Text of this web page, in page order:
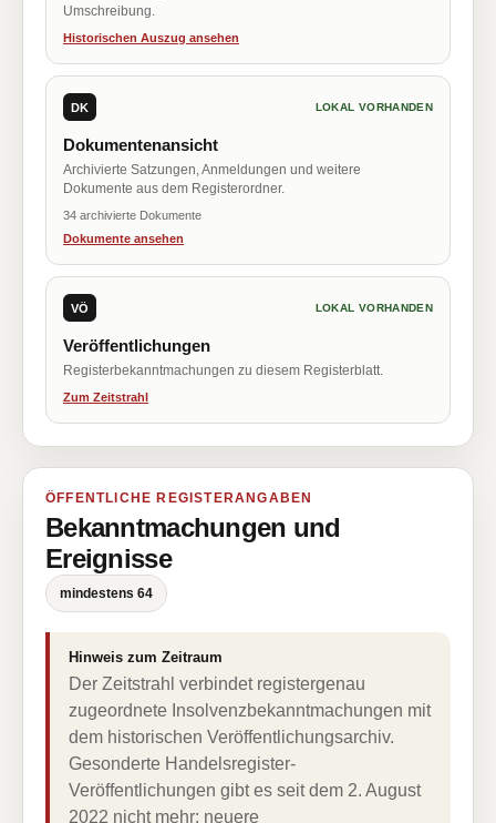
Umschreibung.
Historischen Auszug ansehen
DK LOKAL VORHANDEN
Dokumentenansicht
Archivierte Satzungen, Anmeldungen und weitere
Dokumente aus dem Registerordner.
34 archivierte Dokumente
Dokumente ansehen
VÖ LOKAL VORHANDEN
Veröffentlichungen
Registerbekanntmachungen zu diesem Registerblatt.
Zum Zeitstrahl
ÖFFENTLICHE REGISTERANGABEN
Bekanntmachungen und
Ereignisse
mindestens 64
Hinweis zum Zeitraum
Der Zeitstrahl verbindet registergenau
zugeordnete Insolvenzbekanntmachungen mit
dem historischen Veröffentlichungsarchiv.
Gesonderte Handelsregister-
Veröffentlichungen gibt es seit dem 2. August
2022 nicht mehr; neuere